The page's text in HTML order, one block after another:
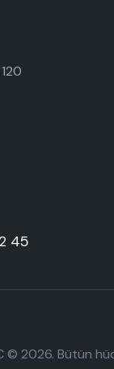
45
© 2026. Bütün